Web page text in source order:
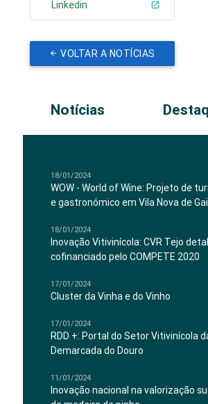
Linkedin
VOLTAR A NOTÍCIAS
Notícias
18/01/2024
WOW - World of Wine: Projeto de
e gastronómico em Vila Nova de
18/01/2024
Inovação Vitivinícola: CVR Tejo
cofinanciado pelo COMPETE 2020
17/01/2024
Cluster da Vinha e do Vinho
17/01/2024
RDD +: Portal do Setor Vitivinícola
Demarcada do Douro
11/01/2024
Inovação nacional na valorização